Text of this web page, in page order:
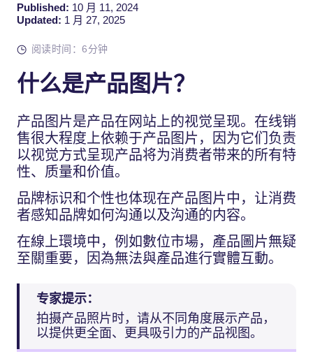
Published: 10 月 11, 2024
Updated: 1 月 27, 2025
阅读时间：6分钟
什么是产品图片？
产品图片是产品在网站上的视觉呈现。在线销
售很大程度上依赖于产品图片，因为它们负责
以视觉方式呈现产品将为消费者带来的所有特
性、质量和价值。
品牌标识和个性也体现在产品图片中，让消费
者感知品牌如何沟通以及沟通的内容。
在線上環境中，例如數位市場，產品圖片無疑
至關重要，因為無法與產品進行實體互動。
专家提示：
拍摄产品照片时，请从不同角度展示产品，
以提供更全面、更具吸引力的产品视图。